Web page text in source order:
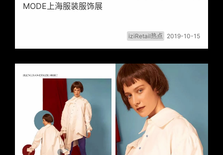
MODE上海服装服饰展
iziRetail热点 2019-10-15